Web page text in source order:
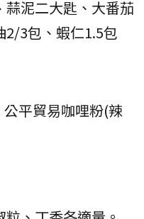
泥二大匙、大番茄
2/3包、蝦仁1.5包
平貿易咖哩粉(辣